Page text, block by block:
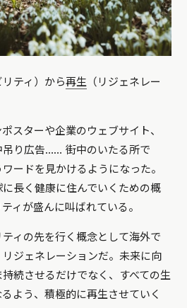
リティ）から再生 （リジェネレー
スターや企業のウェブサイト、
吊り広告…… 街中のいたる所で
ードを見かけるようになった。
長く健康に住んでいくための概
ィが盛んに叫ばれている。
ィの先を行く概念として海外で
ジェネレーションだ。未来に向
続させるだけでなく、すべての生
よう、積極的に再生させていく